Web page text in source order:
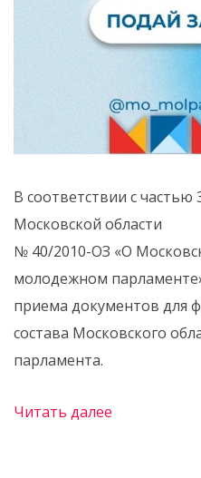
В соответствии с частью
Московской области
№ 40/2010-ОЗ «О
молодежном
приема документов для
состава Московского
парламента.
Читать далее